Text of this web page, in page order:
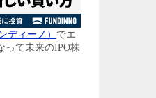
ディーノ） でエ
って未来のIPO株